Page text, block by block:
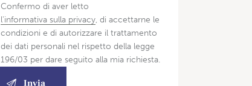
Confermo di aver letto
l'informativa sulla privacy, di accettarne le
condizioni e di autorizzare il trattamento
dei dati personali nel rispetto della legge
196/03 per dare seguito alla mia richiesta.